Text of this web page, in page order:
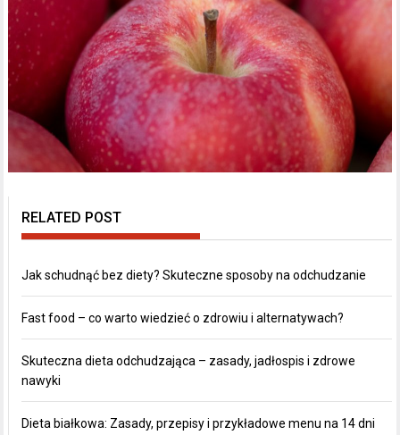
RELATED POST
Jak schudnąć bez diety? Skuteczne sposoby na odchudzanie
Fast food – co warto wiedzieć o zdrowiu i alternatywach?
Skuteczna dieta odchudzająca – zasady, jadłospis i zdrowe
nawyki
Dieta białkowa: Zasady, przepisy i przykładowe menu na 14 dni